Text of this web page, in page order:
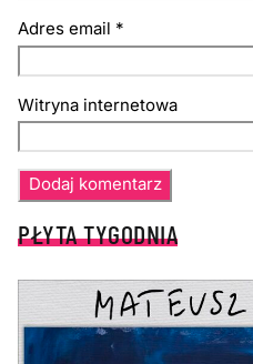
Adres email *
Witryna internetowa
PŁYTA TYGODNIA